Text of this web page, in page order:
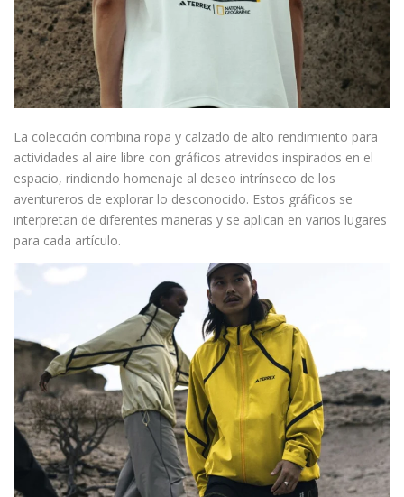
La colección combina ropa y calzado de alto rendimiento para
actividades al aire libre con gráficos atrevidos inspirados en el
espacio, rindiendo homenaje al deseo intrínseco de los
aventureros de explorar lo desconocido. Estos gráficos se
interpretan de diferentes maneras y se aplican en varios lugares
para cada artículo.